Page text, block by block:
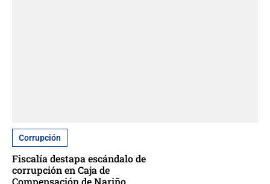
Corrupción
Fiscalía destapa escándalo de
corrupción en Caja de
Compensación de Nariño